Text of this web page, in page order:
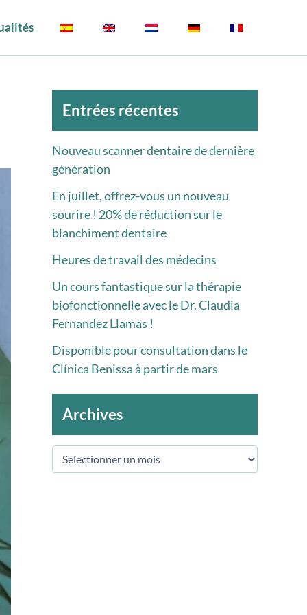
Entrées récentes
Nouveau scanner dentaire de dernière
génération
En juillet, offrez-vous un nouveau
sourire ! 20% de réduction sur le
blanchiment dentaire
Heures de travail des médecins
Un cours fantastique sur la thérapie
biofonctionnelle avec le Dr. Claudia
Fernandez Llamas !
Disponible pour consultation dans le
Clínica Benissa à partir de mars
Archives